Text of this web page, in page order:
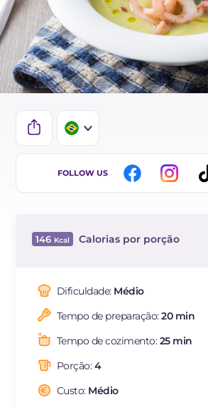
IT
FR
NL
FOLLOW US
146 Calorias por porção
dos quais açúcares
Proteína
Gorduras
saturadas
Fibra
Colesterol
Dificuldade: Médio
Tempo de preparação:20 min
Tempo de cozimento:25 min
Porção:4
Custo: Médio